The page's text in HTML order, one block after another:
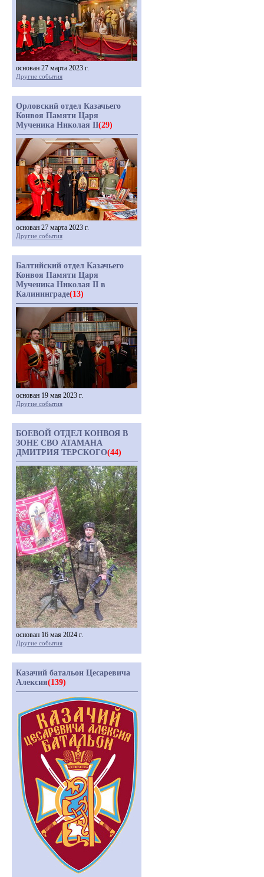
основан 27 марта 2023 г.
Другие события
Орловский отдел Казачьего
Конвоя Памяти Царя
Мученика Николая II(29)
основан 27 марта 2023 г.
Другие события
Балтийский отдел Казачьего
Конвоя Памяти Царя
Мученика Николая II в
Калининграде(13)
основан 19 мая 2023 г.
Другие события
БОЕВОЙ ОТДЕЛ КОНВОЯ В
ЗОНЕ СВО АТАМАНА
ДМИТРИЯ ТЕРСКОГО(44)
основан 16 мая 2024 г.
Другие события
Казачий батальон Цесаревича
Алексия(139)